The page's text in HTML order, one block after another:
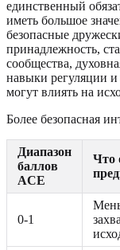
единственный
иметь большое
безопасные
принадлежность,
сообщества,
навыки регуляции
могут влиять на
Более безопасная
Диапазон
баллов
ACE
Что
0-1